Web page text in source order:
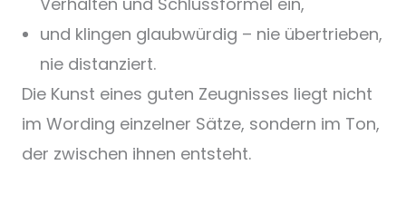
und klingen glaubwürdig – nie übertrieben,
nie distanziert.
Die Kunst eines guten Zeugnisses liegt nicht
im Wording einzelner Sätze, sondern im Ton,
der zwischen ihnen entsteht.